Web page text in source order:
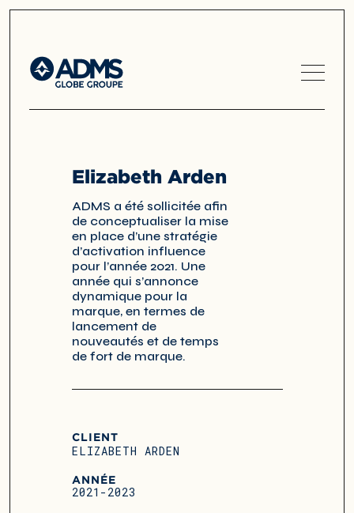
Elizabeth Arden
ADMS a été sollicitée afin
de conceptualiser la mise
en place d’une stratégie
d’activation influence
pour l’année 2021. Une
année qui s’annonce
dynamique pour la
marque, en termes de
lancement de
nouveautés et de temps
de fort de marque.
CLIENT
ELIZABETH ARDEN
ANNÉE
2021-2023